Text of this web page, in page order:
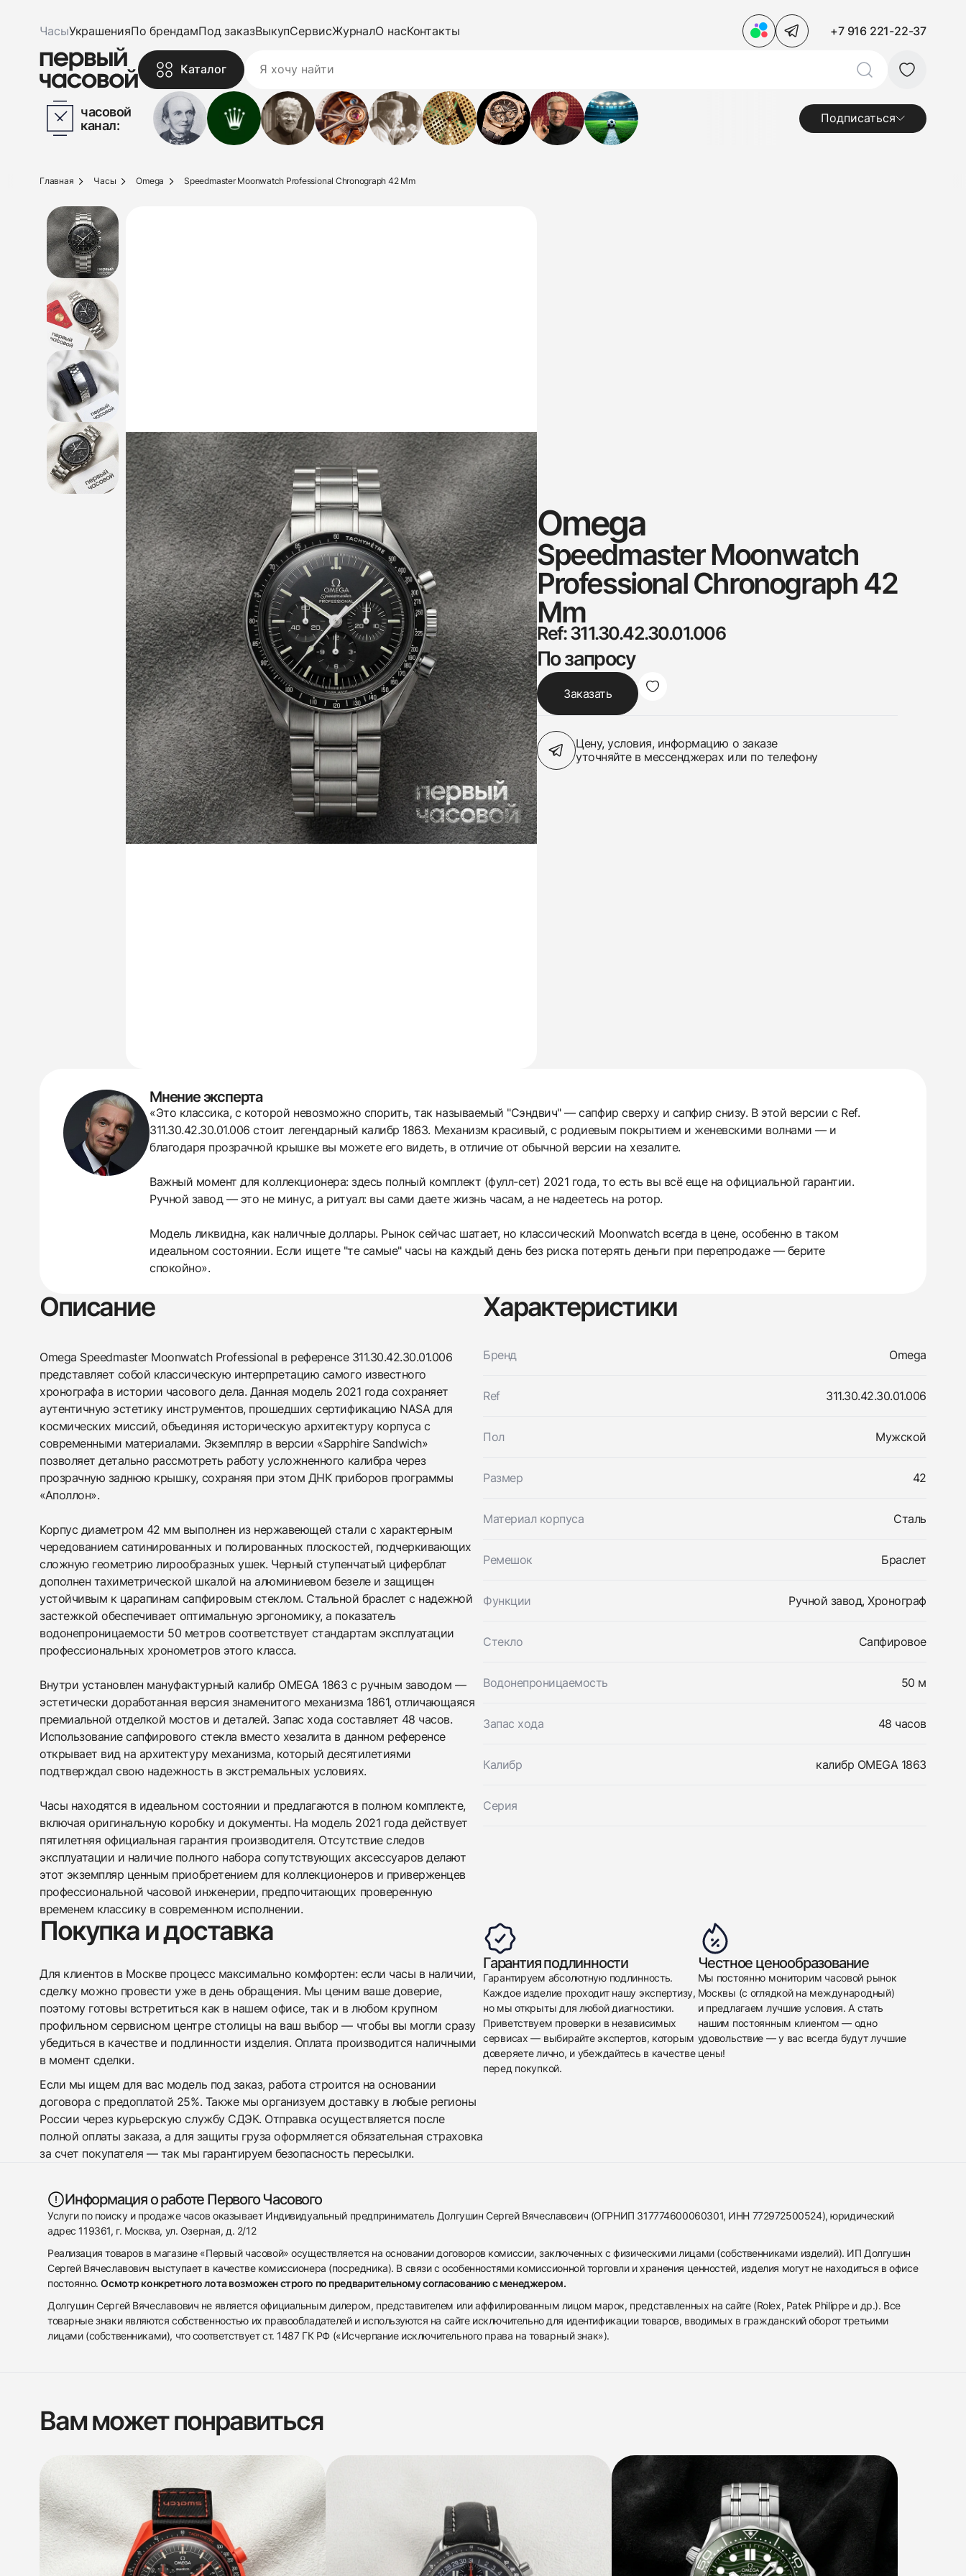
ЧасыУкрашенияПо брендамПод заказВыкупСервисЖурналО насКонтакты +7 916 221-22-37
Каталог
часовой
канал:
Подписаться
Главная Часы Omega Speedmaster Moonwatch Professional Chronograph 42 Mm
Omega
Speedmaster Moonwatch
Professional Chronograph 42
Mm
Ref: 311.30.42.30.01.006
По запросу
Заказать
Цену, условия, информацию о заказе
уточняйте в мессенджерах или по телефону
Мнение эксперта
«Это классика, с которой невозможно спорить, так называемый "Cэндвич" — сапфир сверху и сапфир снизу. В этой версии с Ref.
311.30.42.30.01.006 стоит легендарный калибр 1863. Механизм красивый, с родиевым покрытием и женевскими волнами — и
благодаря прозрачной крышке вы можете его видеть, в отличие от обычной версии на хезалите.
Важный момент для коллекционера: здесь полный комплект (фулл-сет) 2021 года, то есть вы всё еще на официальной гарантии.
Ручной завод — это не минус, а ритуал: вы сами даете жизнь часам, а не надеетесь на ротор.
Модель ликвидна, как наличные доллары. Рынок сейчас шатает, но классический Moonwatch всегда в цене, особенно в таком
идеальном состоянии. Если ищете "те самые" часы на каждый день без риска потерять деньги при перепродаже — берите
спокойно».
Описание
Omega Speedmaster Moonwatch Professional в референсе 311.30.42.30.01.006
представляет собой классическую интерпретацию самого известного
хронографа в истории часового дела. Данная модель 2021 года сохраняет
аутентичную эстетику инструментов, прошедших сертификацию NASA для
космических миссий, объединяя историческую архитектуру корпуса с
современными материалами. Экземпляр в версии «Sapphire Sandwich»
позволяет детально рассмотреть работу усложненного калибра через
прозрачную заднюю крышку, сохраняя при этом ДНК приборов программы
«Аполлон».
Корпус диаметром 42 мм выполнен из нержавеющей стали с характерным
чередованием сатинированных и полированных плоскостей, подчеркивающих
сложную геометрию лирообразных ушек. Черный ступенчатый циферблат
дополнен тахиметрической шкалой на алюминиевом безеле и защищен
устойчивым к царапинам сапфировым стеклом. Стальной браслет с надежной
застежкой обеспечивает оптимальную эргономику, а показатель
водонепроницаемости 50 метров соответствует стандартам эксплуатации
профессиональных хронометров этого класса.
Внутри установлен мануфактурный калибр OMEGA 1863 с ручным заводом —
эстетически доработанная версия знаменитого механизма 1861, отличающаяся
премиальной отделкой мостов и деталей. Запас хода составляет 48 часов.
Использование сапфирового стекла вместо хезалита в данном референсе
открывает вид на архитектуру механизма, который десятилетиями
подтверждал свою надежность в экстремальных условиях.
Часы находятся в идеальном состоянии и предлагаются в полном комплекте,
включая оригинальную коробку и документы. На модель 2021 года действует
пятилетняя официальная гарантия производителя. Отсутствие следов
эксплуатации и наличие полного набора сопутствующих аксессуаров делают
этот экземпляр ценным приобретением для коллекционеров и приверженцев
профессиональной часовой инженерии, предпочитающих проверенную
временем классику в современном исполнении.
Характеристики
Бренд Omega
Ref 311.30.42.30.01.006
Пол Мужской
Размер 42
Материал корпуса Сталь
Ремешок Браслет
Функции Ручной завод, Хронограф
Стекло Сапфировое
Водонепроницаемость 50 м
Запас хода 48 часов
Калибр калибр OMEGA 1863
Серия
Покупка и доставка
Для клиентов в Москве процесс максимально комфортен: если часы в наличии,
сделку можно провести уже в день обращения. Мы ценим ваше доверие,
поэтому готовы встретиться как в нашем офисе, так и в любом крупном
профильном сервисном центре столицы на ваш выбор — чтобы вы могли сразу
убедиться в качестве и подлинности изделия. Оплата производится наличными
в момент сделки.
Если мы ищем для вас модель под заказ, работа строится на основании
договора с предоплатой 25%. Также мы организуем доставку в любые регионы
России через курьерскую службу СДЭК. Отправка осуществляется после
полной оплаты заказа, а для защиты груза оформляется обязательная страховка
за счет покупателя — так мы гарантируем безопасность пересылки.
Гарантия подлинности
Гарантируем абсолютную подлинность.
Каждое изделие проходит нашу экспертизу,
но мы открыты для любой диагностики.
Приветствуем проверки в независимых
сервисах — выбирайте экспертов, которым
доверяете лично, и убеждайтесь в качестве
перед покупкой.
Честное ценообразование
Мы постоянно мониторим часовой рынок
Москвы (с оглядкой на международный)
и предлагаем лучшие условия. А стать
нашим постоянным клиентом — одно
удовольствие — у вас всегда будут лучшие
цены!
Информация о работе Первого Часового
Услуги по поиску и продаже часов оказывает Индивидуальный предприниматель Долгушин Сергей Вячеславович (ОГРНИП 317774600060301, ИНН 772972500524), юридический
адрес 119361, г. Москва, ул. Озерная, д. 2/12
Реализация товаров в магазине «Первый часовой» осуществляется на основании договоров комиссии, заключенных с физическими лицами (собственниками изделий). ИП Долгушин
Сергей Вячеславович выступает в качестве комиссионера (посредника). В связи с особенностями комиссионной торговли и хранения ценностей, изделия могут не находиться в офисе
постоянно.Осмотр конкретного лота возможен строго по предварительному согласованию с менеджером.
Долгушин Сергей Вячеславович не является официальным дилером, представителем или аффилированным лицом марок, представленных на сайте (Rolex, Patek Philippe и др.). Все
товарные знаки являются собственностью их правообладателей и используются на сайте исключительно для идентификации товаров, вводимых в гражданский оборот третьими
лицами (собственниками), что соответствует ст. 1487 ГК РФ («Исчерпание исключительного права на товарный знак»).
Заказать эти часы
Оставьте ваши контактные данные и мы свяжемся с
вами
Omega
Chronograph 42 Mm
Идеальное Коробка + Документы
$5,500
Отправить заявку
Трейд-ин часов
Оставьте ваши контактные данные и мы свяжемся с
вами
Omega
Speedmaster Moonwatch Professional
Chronograph 42 Mm
Отправить заявку
Вам может понравиться